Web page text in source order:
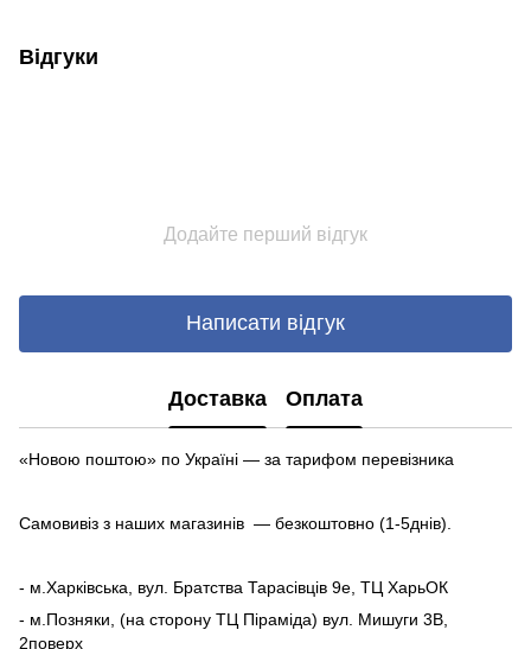
Відгуки
Додайте перший відгук
Написати відгук
Доставка Оплата
«Новою поштою» по Україні — за тарифом перевізника
Самовивіз з наших магазинів — безкоштовно (1-5днів).
- м.Харківська, вул. Братства Тарасівців 9е, ТЦ ХарьОК
- м.Позняки, (на сторону ТЦ Піраміда) вул. Мишуги 3В,
2поверх